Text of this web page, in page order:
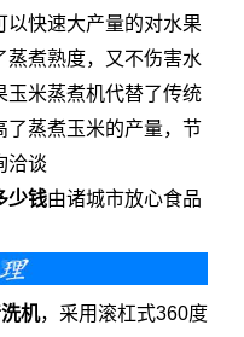
以快速大产量的对水果
蒸煮熟度，又不伤害水
玉米蒸煮机代替了传统
了蒸煮玉米的产量，节
洽谈
少钱由诸城市放心食品
机，采用滚杠式360度